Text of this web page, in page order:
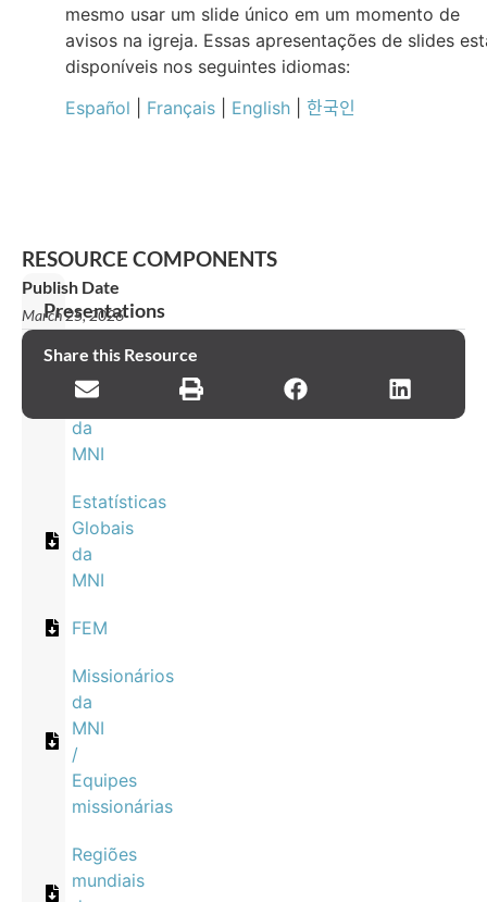
mesmo usar um slide único em um momento de
avisos na igreja. Essas apresentações de slides
disponíveis nos seguintes idiomas:
Español
Français English 한국인
RESOURCE COMPONENTS
Presentations
Declaração
de
missão
da
MNI
Estatísticas
Globais
da
MNI
FEM
Missionários
da
MNI
/
Equipes
missionárias
Regiões
mundiais
Publish Date
March 25, 2026
Share this Resource